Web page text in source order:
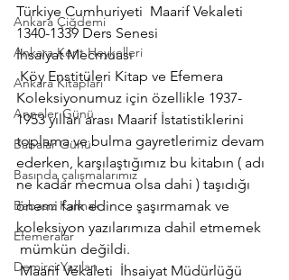
Ankara Çiğdemi
Ankara Kent Heykelleri
Ankara Kitapları
Anneler Günü
Babalar Günü
Basında çalışmalarımız
Babasız Kalmak
Efemeralar
Demirci Yazıları
Türkiye Cumhuriyeti  Maarif Vekaleti
1340-1339 Ders Senesi
İhsaiyat Mecmuası
Köy Enstitüleri Kitap ve Efemera
Koleksiyonumuz için özellikle 1937-
1953 yılları arası Maarif İstatistiklerini
toplama ve bulma gayretlerimiz devam
ederken, karşılaştığımız bu kitabın ( adı
ne kadar mecmua olsa dahi ) taşıdığı
önemi fark edince şaşırmamak ve
koleksiyon yazılarımıza dahil etmemek
mümkün değildi.
Maarif Vekaleti  İhsaiyat Müdürlüğü